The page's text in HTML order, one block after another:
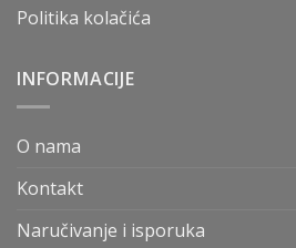
Politika kolačića
INFORMACIJE
O nama
Kontakt
Naručivanje i isporuka